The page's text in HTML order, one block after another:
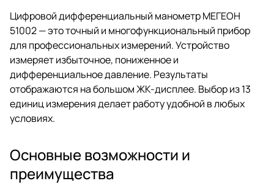
Цифровой дифференциальный манометр МЕГЕОН
51002 — это точный и многофункциональный прибор
для профессиональных измерений. Устройство
измеряет избыточное, пониженное и
дифференциальное давление. Результаты
отображаются на большом ЖК-дисплее. Выбор из 13
единиц измерения делает работу удобной в любых
условиях.
Основные возможности и
преимущества